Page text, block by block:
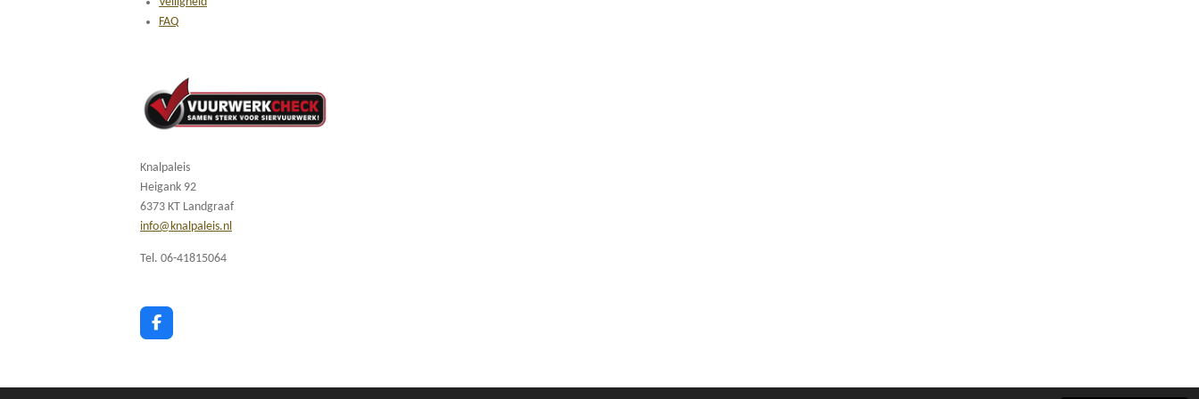
FAQ
Knalpaleis
Heigank 92
6373 KT Landgraaf
info@knalpaleis.nl
Tel. 06-41815064
F
a
b